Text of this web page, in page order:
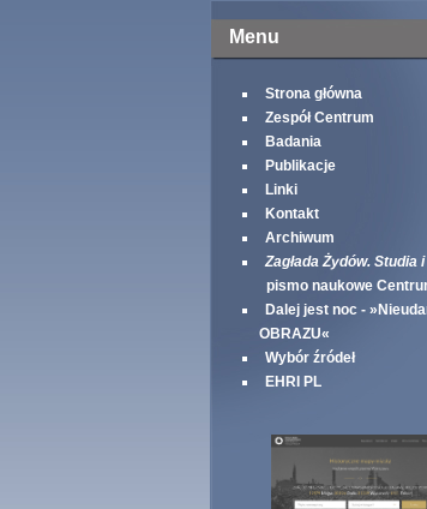
Menu
Strona główna
Zespół Centrum
Badania
Publikacje
Linki
Kontakt
Archiwum
Zagłada Żydów. Studia
pismo naukowe
Dalej jest noc -
OBRAZU«
Wybór źródeł
EHRI PL